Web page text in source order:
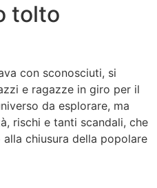
tolto
con sconosciuti, si
e ragazze in giro per il
da esplorare, ma
rischi e tanti scandali, che
chiusura della popolare